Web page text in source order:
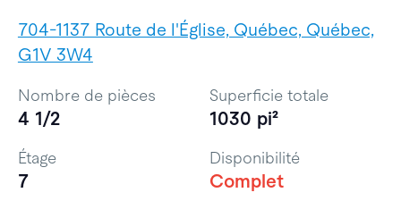
704-1137 Route de l'Église, Québec, Québec,
G1V 3W4
Nombre de pièces
4 1/2
Superficie totale
1030 pi²
Étage
7
Disponibilité
Complet